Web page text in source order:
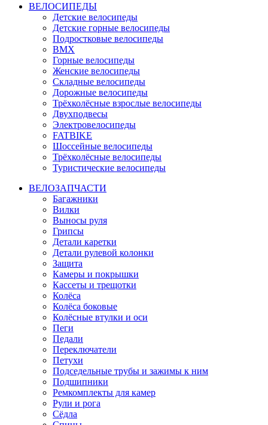
ВЕЛОСИПЕДЫ
Детские велосипеды
Детские горные велосипеды
Подростковые велосипеды
BMX
Горные велосипеды
Женские велосипеды
Складные велосипеды
Дорожные велосипеды
Трёхколёсные взрослые велосипеды
Двухподвесы
Электровелосипеды
FATBIKE
Шоссейные велосипеды
Трёхколёсные велосипеды
Туристические велосипеды
ВЕЛОЗАПЧАСТИ
Багажники
Вилки
Выносы руля
Грипсы
Детали каретки
Детали рулевой колонки
Защита
Камеры и покрышки
Кассеты и трещотки
Колёса
Колёса боковые
Колёсные втулки и оси
Пеги
Педали
Переключатели
Петухи
Подседельные трубы и зажимы к ним
Подшипники
Ремкомплекты для камер
Рули и рога
Сёдла